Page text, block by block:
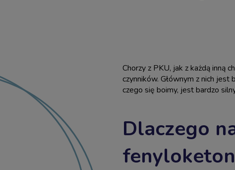
Chorzy z PKU, jak z każdą inną
czynników. Głównym z nich
czego się boimy, jest bardzo
Dlaczego